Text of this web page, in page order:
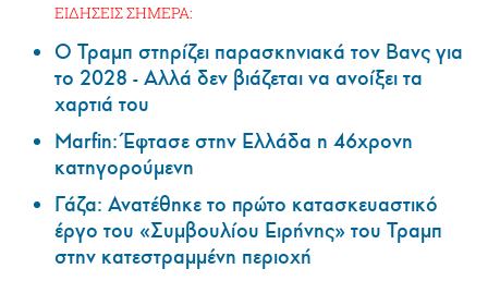
ΕΙΔΗΣΕΙΣ ΣΗΜΕΡΑ:
Ο Τραμπ στηρίζει παρασκηνιακά τον Βανς για
το 2028 - Αλλά δεν βιάζεται να ανοίξει τα
χαρτιά του
Marfin: Έφτασε στην Ελλάδα η 46χρονη
κατηγορούμενη
Γάζα: Ανατέθηκε το πρώτο κατασκευαστικό
έργο του «Συμβουλίου Ειρήνης» του Τραμπ
στην κατεστραμμένη περιοχή